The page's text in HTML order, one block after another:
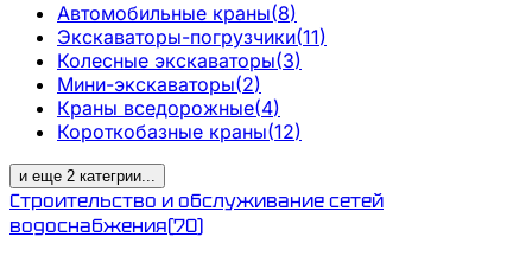
Автомобильные краны(8)
Экскаваторы-погрузчики(11)
Колесные экскаваторы(3)
Мини-экскаваторы(2)
Краны вседорожные(4)
Короткобазные краны(12)
и еще 2 категрии...
Строительство и обслуживание сетей
водоснабжения(70)